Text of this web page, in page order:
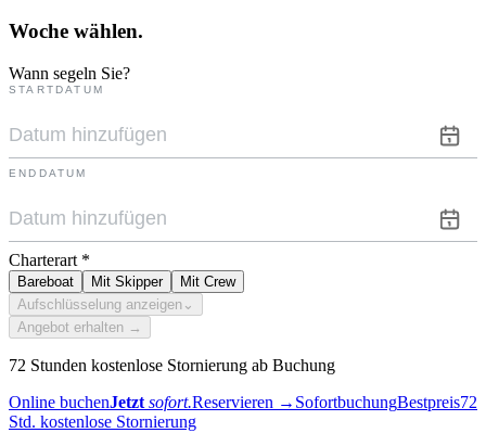
Woche wählen.
Wann segeln Sie?
STARTDATUM
ENDDATUM
Charterart *
Bareboat Mit Skipper
Mit Crew
Aufschlüsselung anzeigen ⌄
Angebot erhalten →
72 Stunden kostenlose Stornierung ab Buchung
Online buchenJetzt sofort.Reservieren → SofortbuchungBestpreis72
Std. kostenlose Stornierung